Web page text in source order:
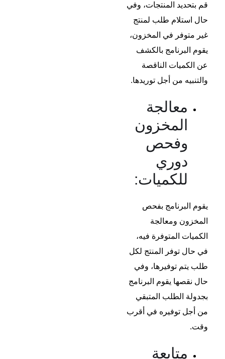
قم بتحديد المنتجات، وفي
حال استلام طلب لمنتج
غير متوفر في المخزون،
يقوم البرنامج بالكشف
عن الكميات الناقصة
والتنبيه من أجل توريدها.
معالجة
المخزون
وفحص
دوري
للكميات:
يقوم البرنامج بفحص
المخزون ومعالجة
الكميات المتوفرة فيه،
في حال توفر المنتج لكل
طلب يتم توفيرها، وفي
حال نقصها يقوم البرنامج
بجدولة الطلب المتبقي
من أجل توفيره في أقرب
وقت.
متابعة